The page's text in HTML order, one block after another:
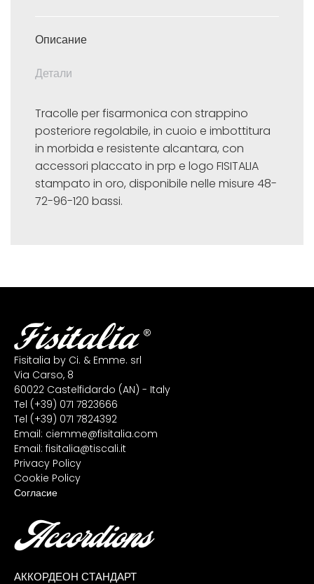
Описание
Детали
Tracolle per fisarmonica con strappino
posteriore regolabile, in cuoio e imbottitura
in morbida e resistente alcantara, con
accessori placcato in prp e logo FISITALIA
stampato in oro, disponibile nelle misure 48-
72-96-120 bassi.
Fisitalia by Ci. & Emme. srl
Via Carso, 8
60022 Castelfidardo (AN) - Italy
Tel (+39) 071 7823666
Tel (+39) 071 7824392
Email: ciemme@fisitalia.com
Email: fisitalia@tiscali.it
Privacy Policy
Cookie Policy
Согласие
Accordions
АККОРДЕОН СТАНДАРТ